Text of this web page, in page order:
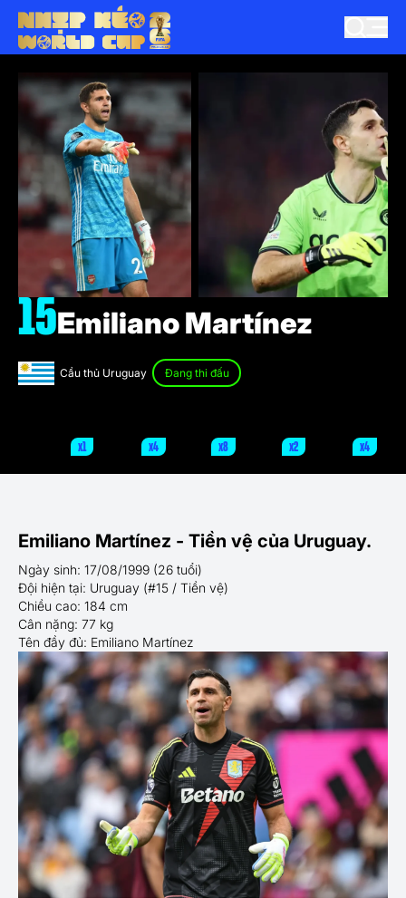
Cầu thủ Uruguay Đang thi đấu
15Emiliano Martínez
x1 x4 x8 x2 x4
Emiliano Martínez - Tiền vệ của Uruguay.
Ngày sinh: 17/08/1999 (26 tuổi)
Đội hiện tại: Uruguay (#15 / Tiền vệ)
Chiều cao: 184 cm
Cân nặng: 77 kg
Tên đầy đủ: Emiliano Martínez